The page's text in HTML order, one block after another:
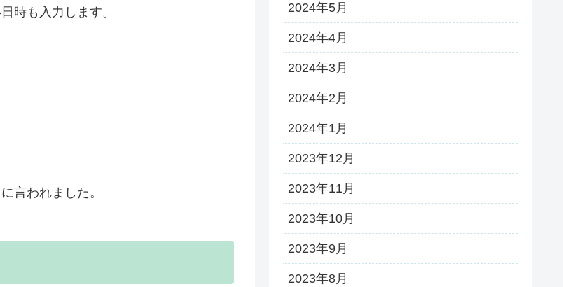
時も入力します。
言われました。
2024年5月
2024年4月
2024年3月
2024年2月
2024年1月
2023年12月
2023年11月
2023年10月
2023年9月
2023年8月